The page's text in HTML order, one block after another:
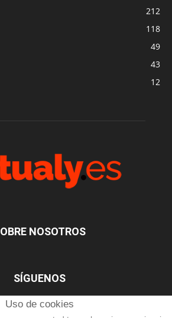
212
118
49
43
12
NOSOTROS
SÍGUENOS
Uso de cookies